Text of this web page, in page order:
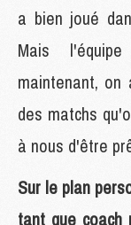
a bien joué
Mais
maintenant,
des matchs
à nous d'être
Sur le plan
tant que coach